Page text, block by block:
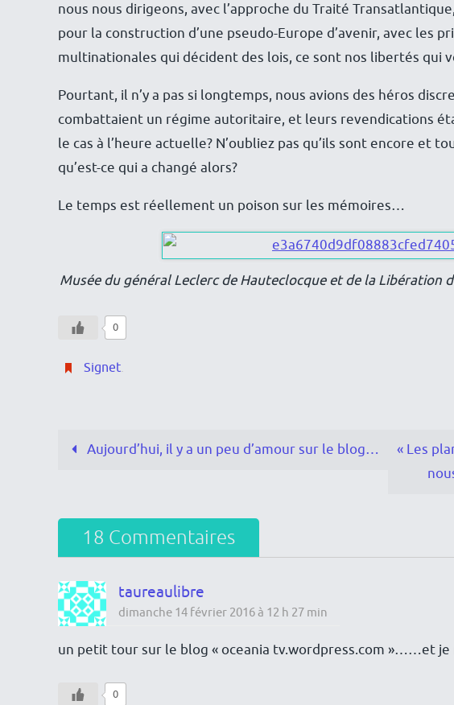
nous nous dirigeons, avec l’approche du Traité
pour la construction d’une pseudo-Europe d’avenir, avec les
multinationales qui décident des lois, ce sont nos libertés qui
Pourtant, il n’y a pas si longtemps, nous avions des héros
combattaient un régime autoritaire, et leurs revendications
le cas à l’heure actuelle? N’oubliez pas qu’ils sont encore et
qu’est-ce qui a changé alors?
Le temps est réellement un poison sur les mémoires…
Musée du général Leclerc de Hauteclocque et de la Libération
0
Signet.
Aujourd’hui, il y a un peu d’amour sur le blog…
« Les
18 Commentaires
taureaulibre
dimanche 14 février 2016 à 12 h 27 min
un petit tour sur le blog « oceania tv.wordpress.com »……et
0